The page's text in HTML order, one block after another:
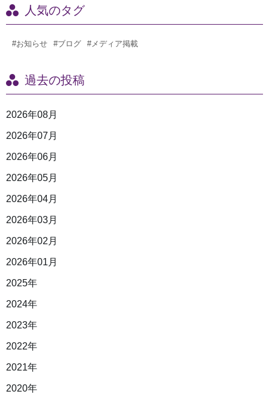
人気のタグ
#お知らせ #ブログ #メディア掲載
過去の投稿
2026年08月
2026年07月
2026年06月
2026年05月
2026年04月
2026年03月
2026年02月
2026年01月
2025年
2024年
2023年
2022年
2021年
2020年